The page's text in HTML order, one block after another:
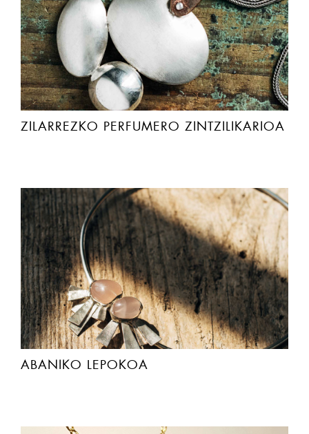
ZILARREZKO PERFUMERO ZINTZILIKARIOA
ABANIKO LEPOKOA